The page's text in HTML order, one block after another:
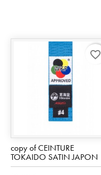
copy of CEINTURE
TOKAIDO SATIN JAPON
favorite_border